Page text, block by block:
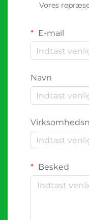
Vores
E-mail
Navn
Besked